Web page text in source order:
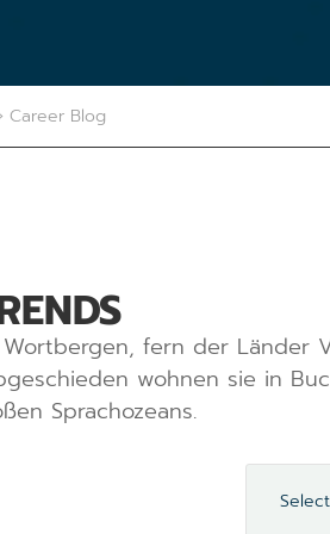
Career Blog
fern der Länder
wohnen sie in
Sprachozeans.